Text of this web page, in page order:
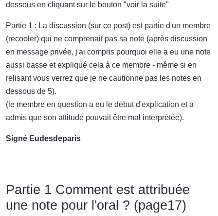
dessous en cliquant sur le bouton "voir la suite"
Partie 1 : La discussion (sur ce post) est partie d'un membre
(recooler) qui ne comprenait pas sa note (après discussion
en message privée, j'ai compris pourquoi elle a eu une note
aussi basse et expliqué cela à ce membre - même si en
relisant vous verrez que je ne cautionne pas les notes en
dessous de 5).
(le membre en question a eu le début d'explication et a
admis que son attitude pouvait être mal interprétée).
Signé Eudesdeparis
Partie 1 Comment est attribuée
une note pour l'oral ? (page17)